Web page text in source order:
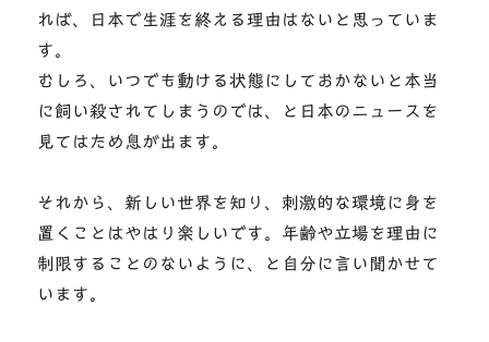
れば、日本で生涯を終える理由はないと思っていま
す。
むしろ、いつでも動ける状態にしておかないと本当
に飼い殺されてしまうのでは、と日本のニュースを
見てはため息が出ます。
それから、新しい世界を知り、刺激的な環境に身を
置くことはやはり楽しいです。年齢や立場を理由に
制限することのないように、と自分に言い聞かせて
います。